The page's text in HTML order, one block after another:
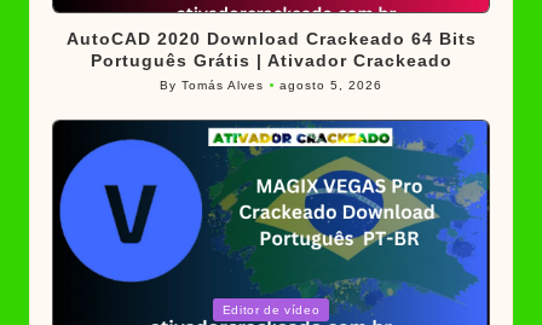
in
AutoCAD 2020 Download Crackeado 64 Bits
Português Grátis | Ativador Crackeado
Posted
ByTomás Alves agosto 5, 2026
Editor de vídeo